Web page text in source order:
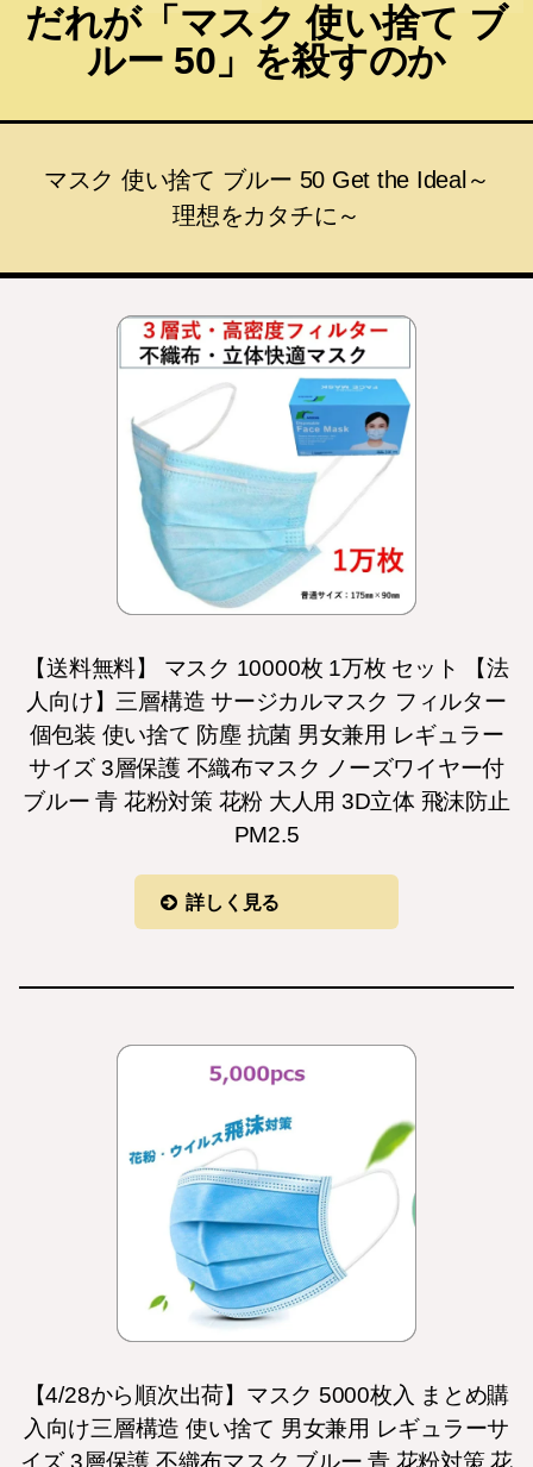
だれが「マスク 使い捨て ブ
ルー 50」を殺すのか
マスク 使い捨て ブルー 50 Get the Ideal～
理想をカタチに～
【送料無料】 マスク 10000枚 1万枚 セット 【法
人向け】三層構造 サージカルマスク フィルター
個包装 使い捨て 防塵 抗菌 男女兼用 レギュラー
サイズ 3層保護 不織布マスク ノーズワイヤー付
ブルー 青 花粉対策 花粉 大人用 3D立体 飛沫防止
PM2.5
詳しく見る
【4/28から順次出荷】マスク 5000枚入 まとめ購
入向け三層構造 使い捨て 男女兼用 レギュラーサ